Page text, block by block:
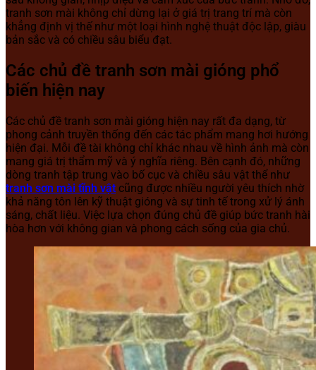
tranh sơn mài không chỉ dừng lại ở giá trị trang trí mà còn
khẳng định vị thế như một loại hình nghệ thuật độc lập, giàu
bản sắc và có chiều sâu biểu đạt.
Các chủ đề tranh sơn mài gióng phổ
biến hiện nay
Các chủ đề tranh sơn mài gióng hiện nay rất đa dạng, từ
phong cảnh truyền thống đến các tác phẩm mang hơi hướng
hiện đại. Mỗi đề tài không chỉ khác nhau về hình ảnh mà còn
mang giá trị thẩm mỹ và ý nghĩa riêng. Bên cạnh đó, những
dòng tranh tập trung vào bố cục và chiều sâu vật thể như
tranh sơn mài tĩnh vật cũng được nhiều người yêu thích nhờ
khả năng tôn lên kỹ thuật gióng và sự tinh tế trong xử lý ánh
sáng, chất liệu. Việc lựa chọn đúng chủ đề giúp bức tranh hài
hòa hơn với không gian và phong cách sống của gia chủ.